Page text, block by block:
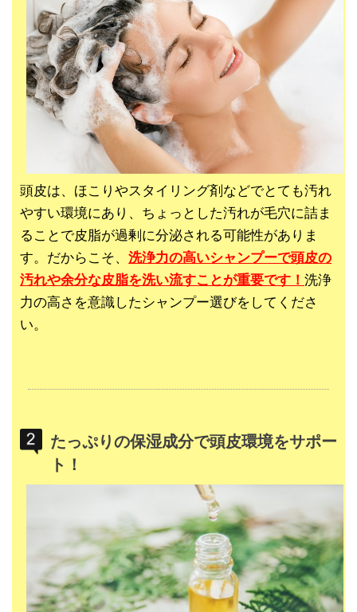
頭皮は、ほこりやスタイリング剤などでとても汚れ
やすい環境にあり、ちょっとした汚れが毛穴に詰ま
ることで皮脂が過剰に分泌される可能性がありま
す。だからこそ、 洗浄力の高いシャンプーで頭皮の
汚れや余分な皮脂を洗い流すことが重要です！ 洗浄
力の高さを意識したシャンプー選びをしてくださ
い。
たっぷりの保湿成分で頭皮環境をサポー
ト！